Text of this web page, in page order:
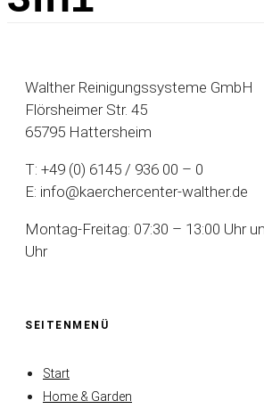
Walther Reinigungssysteme GmbH
Flörsheimer Str. 45
65795 Hattersheim
T: +49 (0) 6145 / 936 00 – 0
E: info@kaerchercenter-walther.de
Montag-Freitag: 07:30 – 13:00 Uhr
Uhr
SEITENMENÜ
Start
Home & Garden